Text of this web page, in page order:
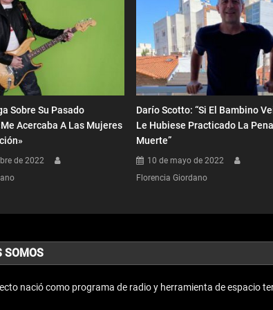
Sobre Su Pasado
Acercaba A Las Mujeres
de 2022
Darío Scotto: “Si El Bambino
Le Hubiese Practicado La
Muerte”
10 de mayo de 2022
Florencia Giordano
SOMOS
nació como programa de radio y herramienta de espacio